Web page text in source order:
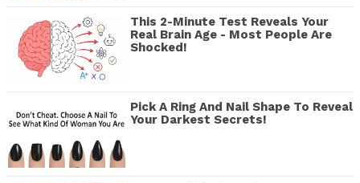
This 2-Minute Test Reveals Your
Real Brain Age - Most People Are
Shocked!
Pick A Ring And Nail Shape To Reveal
Your Darkest Secrets!